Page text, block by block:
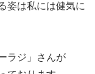
姿は私には健気に
ラジ」さんが